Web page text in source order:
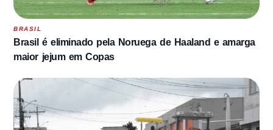
BRASIL
Brasil é eliminado pela Noruega de Haaland e amarga
maior jejum em Copas